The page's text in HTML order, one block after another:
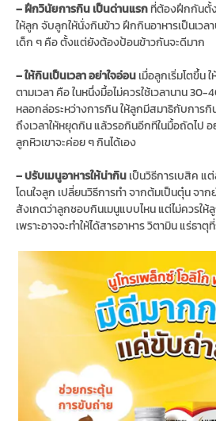
– ฝึกวินัยการกิน เป็นด่านแรก ที่ต้องฝึกกันตั้
ให้ลูก จับลูกให้นั่งกินข้าว ฝึกกินอาหารเป็นเวล
เด็ก ๆ คือ ตั้งแต่ยังต้องป้อนข้าวกันจะดีมาก
– ให้กินเป็นเวลา อย่าใจอ่อน เมื่อลูกเริ่มโตขึ้น
ตามเวลา คือ ในหนึ่งมื้อไม่ควรใช้เวลานาน
หลอกล่อระหว่างการกิน ให้ลูกมีสมาธิกับการกิ
ถึงเวลาให้หยุดกิน แล้วรอกินอีกทีในมื้อถัดไป อ
ลูกหิวเขาจะค่อย ๆ กินได้เอง
– ปรับเมนูอาหารให้น่ากิน เป็นวิธีการเบสิค แ
โดนใจลูก เปลี่ยนวิธีการทำ จากต้มเป็นตุ๋น จา
สังเกตว่าลูกชอบกินเมนูแบบไหน แต่ไม่ควรให้
เพราะอาจจะทำให้ได้สารอาหาร วิตามิน แร่ธา